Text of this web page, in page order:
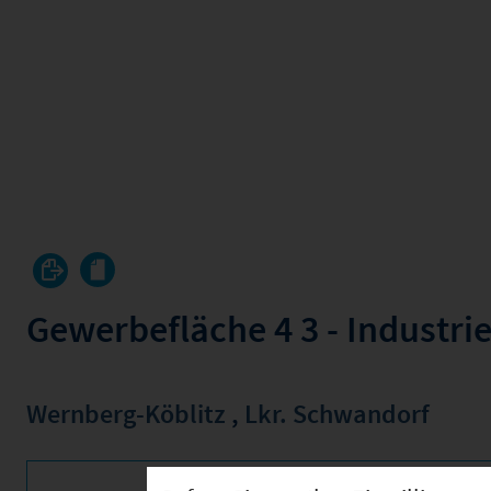
Gewerbefläche 4 3 -
Wernberg-Köblitz , Lkr. Schwandorf